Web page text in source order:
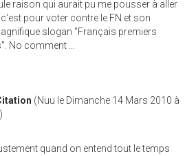
raison qui aurait pu me pousser à aller
pour voter contre le FN et son
slogan "Français premiers
No comment ...
(Nuu le Dimanche 14 Mars 2010 à
quand on entend tout le temps